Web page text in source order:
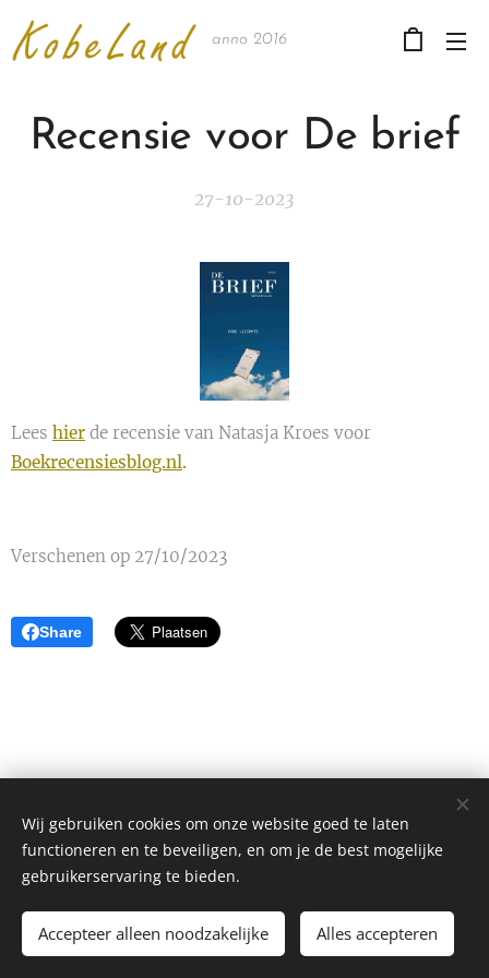
anno 2016
Recensie voor De brief
27-10-2023
Lees hier de recensie van Natasja Kroes voor
Boekrecensiesblog.nl.
Verschenen op 27/10/2023
Share
Alle rechten voorbehouden 2026
Mogelijk gemaakt doorWebnode Cookies
Wij gebruiken cookies om onze website goed te laten
functioneren en te beveiligen, en om je de best mogelijke
gebruikerservaring te bieden.
Accepteer alleen noodzakelijke Alles accepteren